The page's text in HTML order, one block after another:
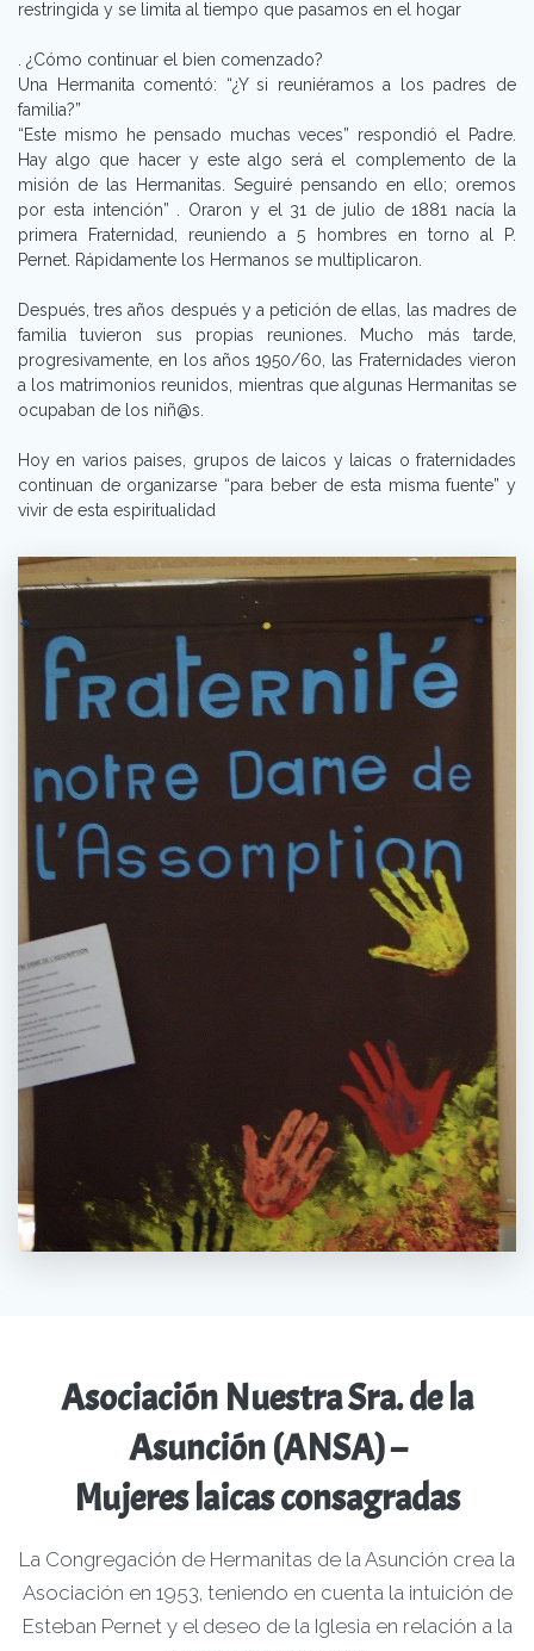
restringida y se limita al tiempo que pasamos en el hogar
. ¿Cómo continuar el bien comenzado?
Una Hermanita comentó: “¿Y si reuniéramos a los padres de
familia?”
“Este mismo he pensado muchas veces” respondió el Padre.
Hay algo que hacer y este algo será el complemento de la
misión de las Hermanitas. Seguiré pensando en ello; oremos
por esta intención” . Oraron y el 31 de julio de 1881 nacía la
primera Fraternidad, reuniendo a 5 hombres en torno al P.
Pernet. Rápidamente los Hermanos se multiplicaron.
Después, tres años después y a petición de ellas, las madres de
familia tuvieron sus propias reuniones. Mucho más tarde,
progresivamente, en los años 1950/60, las Fraternidades vieron
a los matrimonios reunidos, mientras que algunas Hermanitas se
ocupaban de los niñ@s.
Hoy en varios paises, grupos de laicos y laicas o fraternidades
continuan de organizarse “para beber de esta misma fuente” y
vivir de esta espiritualidad
Asociación Nuestra Sra. de la
Asunción (ANSA) –
Mujeres laicas consagradas
La Congregación de Hermanitas de la Asunción crea la
Asociación en 1953, teniendo en cuenta la intuición de
Esteban Pernet y el deseo de la Iglesia en relación a la